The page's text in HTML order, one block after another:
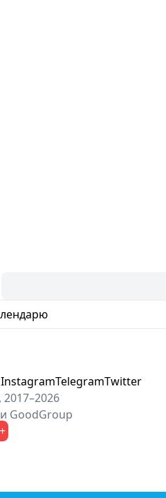
InstagramTelegramTwitter
и GoodGroup